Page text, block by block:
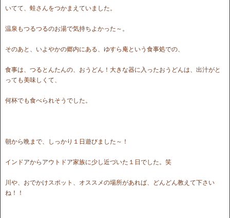
いてて、蛙さんをつかまえていました。
温泉もつるつるのお湯で気持ちよかった～。
そのあと、いよやかの郷内にある、ゆすら庵という食事処での、
食事は、つるとんたんの、おうどん！大きな器に入ったおうどんは、出汁がと
っても美味しくて、
何杯でも食べられそうでした。
朝から晩まで、しっかり１日遊びました～！
インドアからアウトドア家族に少し近づいた１日でした。笑
川や、おでかけスポット、オススメの場所があれば、どんどん教えて下さい
ね！！